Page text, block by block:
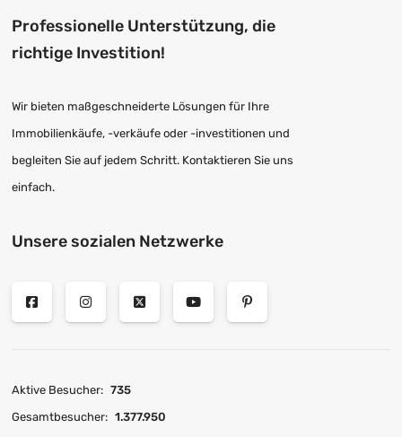
Professionelle Unterstützung, die
richtige Investition!
Wir bieten maßgeschneiderte Lösungen für Ihre
Immobilienkäufe, -verkäufe oder -investitionen und
begleiten Sie auf jedem Schritt. Kontaktieren Sie uns
einfach.
Unsere sozialen Netzwerke
Aktive Besucher: 735
Gesamtbesucher: 1.377.950